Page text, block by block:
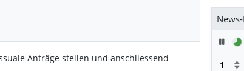
Anträge stellen und anschliessend
1